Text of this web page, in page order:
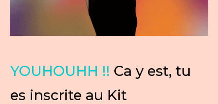
YOUHOUHH !! Ca y est, tu
es inscrite au Kit